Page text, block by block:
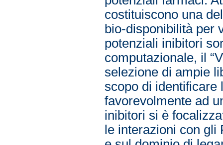
costituiscono una
bio-disponibilità per
potenziali inibitori
computazionale, il
selezione di ampie
scopo di identificare
favorevolmente ad
inibitori si è
le interazioni con gli